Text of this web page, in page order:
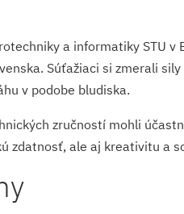
a informatiky STU
Súťažiaci si zmerali
v podobe bludiska.
zručností mohli
zdatnosť, ale aj kreativitu a